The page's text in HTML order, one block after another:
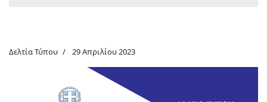
Δελτία Τύπου 29 Απριλίου 2023